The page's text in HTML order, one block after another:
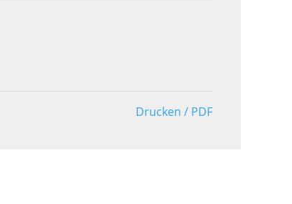
Drucken / PDF